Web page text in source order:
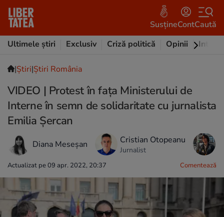
SusțineContCaută
Ultimele știri
Exclusiv Criză politică Opinii
|Ştiri|Știri România
VIDEO | Protest în fața Ministerului de
Interne în semn de solidaritate cu jurnalista
Emilia Șercan
Diana Meseșan Cristian Otopeanu
Jurnalist
Actualizat pe 09 apr. 2022, 20:37 Comentează